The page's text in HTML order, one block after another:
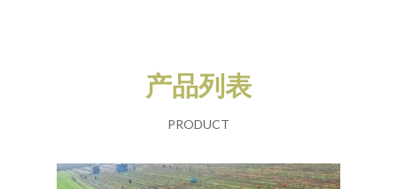
产品列表
PRODUCT